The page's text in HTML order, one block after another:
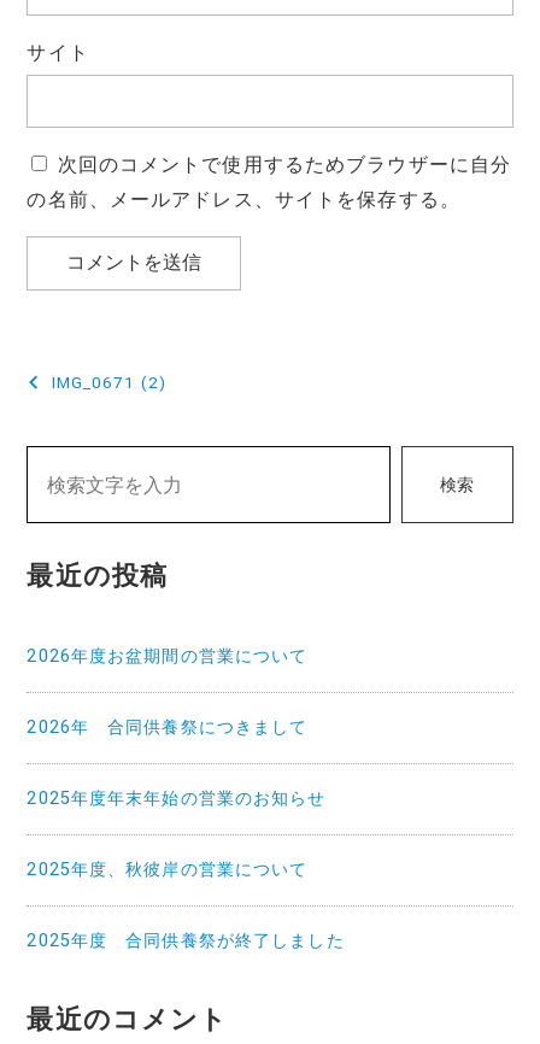
サイト
次回のコメントで使用するためブラウザーに自分
の名前、メールアドレス、サイトを保存する。
投
ビ
ー
ン
IMG_0671 (2)
検索
最近の投稿
2026年度お盆期間の営業について
2026年 合同供養祭につきまして
2025年度年末年始の営業のお知らせ
2025年度、秋彼岸の営業について
2025年度 合同供養祭が終了しました
最近のコメント